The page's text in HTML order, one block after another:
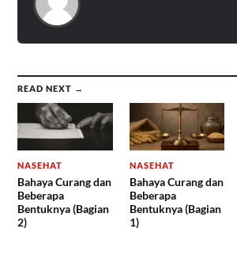
READ NEXT →
NASEHAT
Bahaya Curang dan
Beberapa
Bentuknya (Bagian
2)
NASEHAT
Bahaya Curang dan
Beberapa
Bentuknya (Bagian
1)